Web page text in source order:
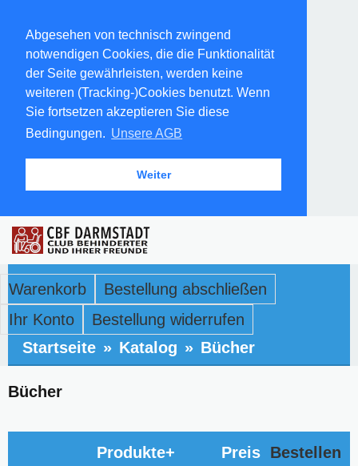
Abgesehen von technisch zwingend
notwendigen Cookies, die die Funktionalität
der Seite gewährleisten, werden keine
weiteren (Tracking-)Cookies benutzt. Wenn
Sie fortsetzen akzeptieren Sie diese
Bedingungen. Unsere AGB
Weiter
Warenkorb
Bestellung abschließen
Ihr Konto
Bestellung widerrufen
Startseite » Katalog » Bücher
Bücher
Produkte+ Preis Bestellen